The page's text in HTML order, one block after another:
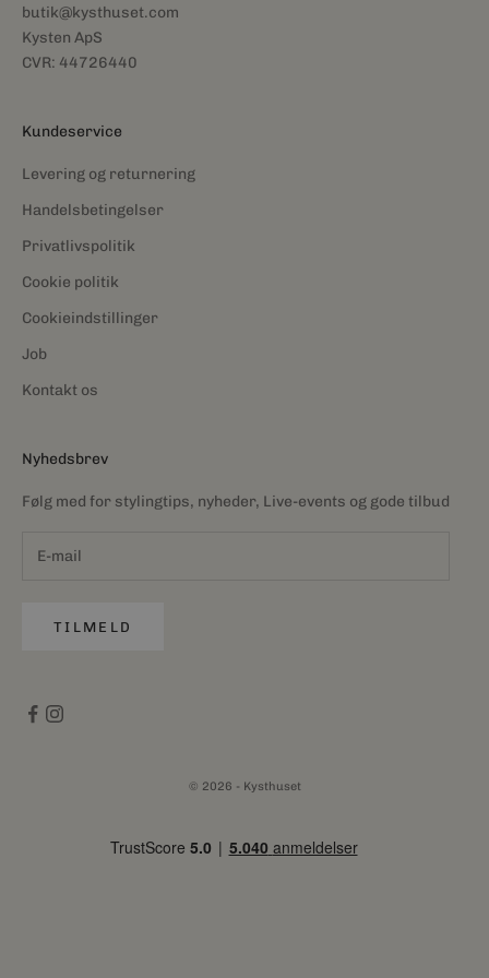
butik@kysthuset.com
Kysten ApS
CVR: 44726440
Kundeservice
Levering og returnering
Handelsbetingelser
Privatlivspolitik
Cookie politik
Cookieindstillinger
Job
Kontakt os
Nyhedsbrev
Følg med for stylingtips, nyheder, Live-events og gode tilbud
TILMELD
© 2026 - Kysthuset